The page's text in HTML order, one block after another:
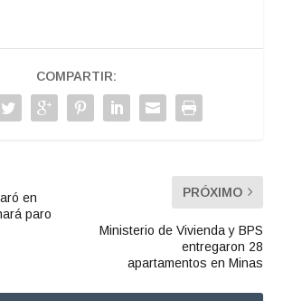
COMPARTIR:
en
paro
PRÓXIMO
Ministerio de Vivienda y BPS
entregaron 28
apartamentos en Minas